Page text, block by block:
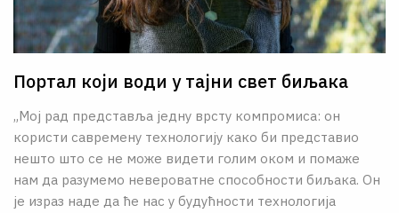
Портал који води у тајни свет биљака
„Мој рад представља једну врсту компромиса: он
користи савремену технологију како би представио
нешто што се не може видети голим оком и помаже
нам да разумемо невероватне способности биљака. Он
је израз наде да ће нас у будућности технологија